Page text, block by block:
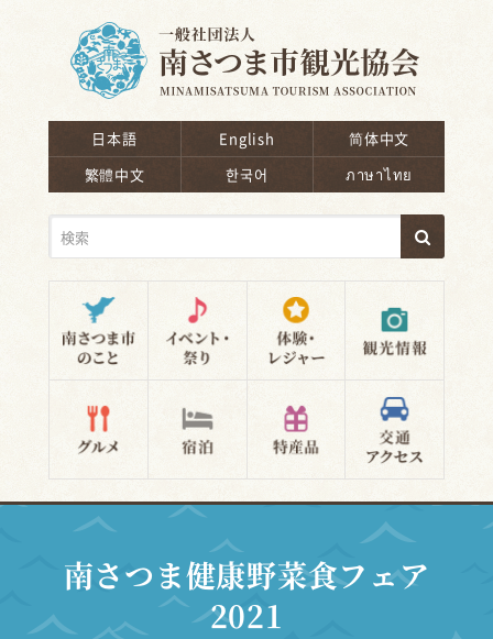
日本語 English
简体中文
繁體中文
한국어 ภาษาไทย
南さつま健康野菜食フェア
2021